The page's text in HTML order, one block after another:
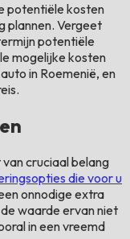
potentiële kosten
plannen. Vergeet
potentiële
mogelijke kosten
in Roemenië, en
cruciaal belang
die voor u
onnodige extra
waarde ervan niet
in een vreemd